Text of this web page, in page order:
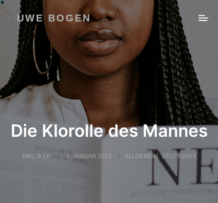
UWE BOGEN
Die Klorolle des Mannes
MKLOKER / 1. JANUAR 2013 / ALLGEMEIN, STUTTGART